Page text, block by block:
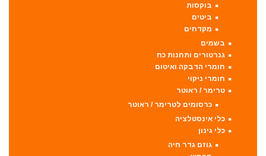
בוקסות
ביטים
מקדחים
בשמים
גנרטורים ותחנות כח
חומרי הדבקה ואיטום
חומרי ניקוי
טרימר / ראוטר
כרסומים לטרימר / ראוטר
כלי אינסטלציה
כלי גינון
גוזם גדר חיה